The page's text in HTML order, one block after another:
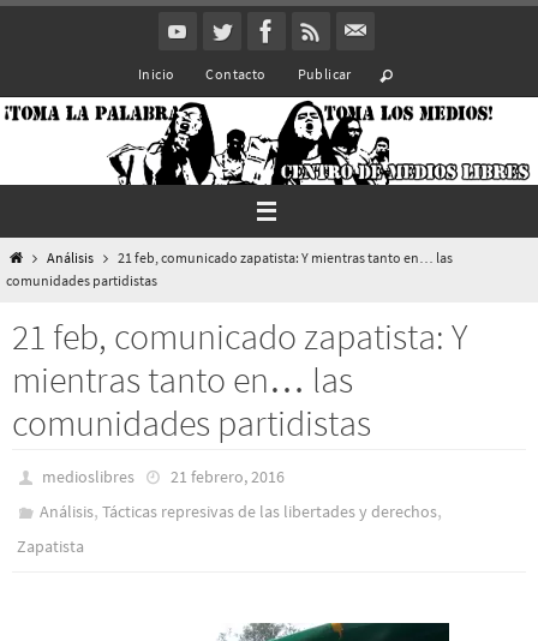
Inicio Contacto Publicar
InicioAnálisis
21 feb, comunicado zapatista: Y mientras tanto en… las
comunidades partidistas
21 feb, comunicado zapatista: Y
mientras tanto en… las
comunidades partidistas
medioslibres
21 febrero, 2016
Análisis,Tácticas represivas de las libertades y derechos,
Zapatista